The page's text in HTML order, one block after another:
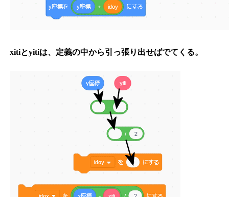
xitiとyitiは、定義の中から引っ張り出せばでてくる。